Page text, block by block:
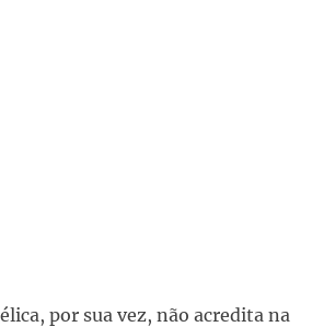
por sua vez, não acredita na